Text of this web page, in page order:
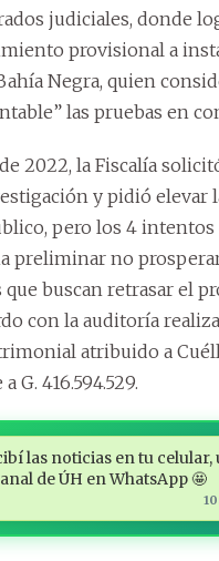
judiciales, donde
provisional a
Negra, quien
las pruebas en
2022, la Fiscalía
y pidió elevar
pero los 4 intentos
preliminar no
que buscan retrasar el
con la auditoría
atribuido a
G. 416.594.529.
las noticias en tu celular,
de ÚH en WhatsApp 🤩